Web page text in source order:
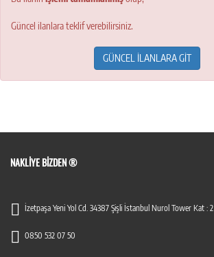
Güncel ilanlara teklif verebilirsiniz.
GÜNCEL İLANLARA GİT
NAKLIYE BIZDEN ®
İzetpaşa Yeni Yol Cd. 34387 Şişli İstanbul Nurol Tower Kat : 2
0850 532 07 50